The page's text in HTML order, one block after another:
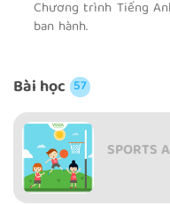
Chương trình Tiếng
ban hành.
Bài học 57
SPORTS